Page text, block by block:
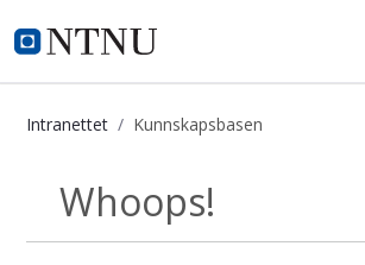
i.ntnu.no
Intranettet Kunnskapsbasen
Kunnskapsbasen
Tilbake
Whoops!